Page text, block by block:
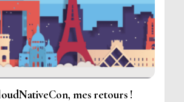
mes retours !